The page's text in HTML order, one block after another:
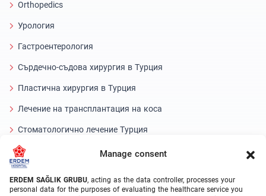
Manage consent
ERDEM SAĞLIK GRUBU, acting as the data controller, processes your
personal data for the purposes of evaluating the healthcare service you
Orthopedics
Урология
Гастроентерология
Сърдечно-съдова хирургия в Турция
Пластична хирургия в Турция
Лечение на трансплантация на коса
Стоматологично лечение Турция
Лазерно око
About Erdem